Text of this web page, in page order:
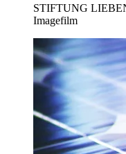
STIFTUNG
Imagefilm